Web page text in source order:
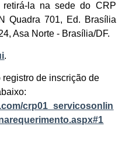
la na sede do CRP
Quadra 701, Ed. Brasília
Asa Norte - Brasília/DF.
.
de inscrição de
crp01_servicosonlin